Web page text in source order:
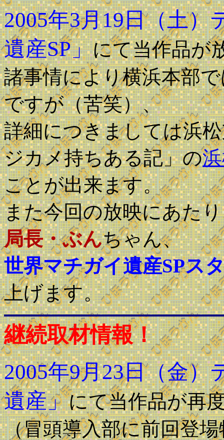
2005年3月19日（土
遺産SP」にて当作品が
諸事情により横浜本部
ですが（苦笑）、
詳細につきましては浜
ジカメ持ちある記」の
ことが出来ます。
また今回の放映にあた
局長・ぶんちゃん、
世界マチガイ遺産SPス
上げます。
継続取材情報！
2005年9月23日（金
遺産」にて当作品が再
（冒頭導入部に前回登